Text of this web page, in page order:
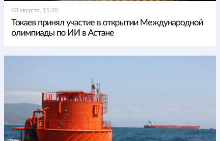
03 августа, 15:20
Токаев принял участие в открытии Международной
олимпиады по ИИ в Астане